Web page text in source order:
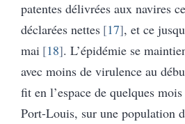
patentes délivrées aux navires
déclarées nettes 17 , et ce
mai 18 . L’épidémie se
avec moins de virulence au
fit en l’espace de quelques
Port-Louis, sur une population